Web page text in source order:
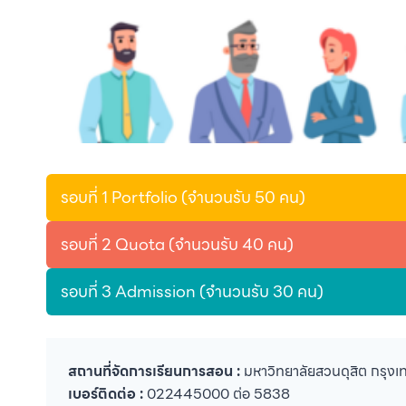
รอบที่ 1 Portfolio (จำนวนรับ 50 คน)
รอบที่ 2 Quota (จำนวนรับ 40 คน)
รอบที่ 3 Admission (จำนวนรับ 30 คน)
สถานที่จัดการเรียนการสอน : มหาวิทยาลัยสวนดุสิต กรุง
เบอร์ติดต่อ : 022445000 ต่อ 5838